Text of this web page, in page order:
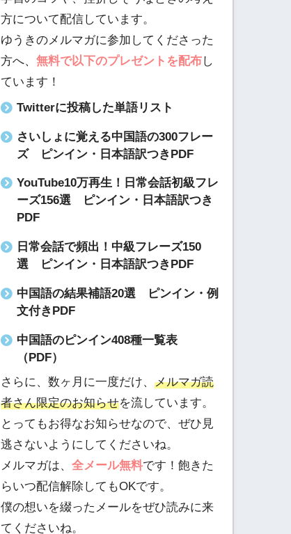
方について配信しています。
ゆうきのメルマガに参加してくださった
方へ、 無料で以下のプレゼントを配布し
ています！
Twitterに投稿した単語リスト
さいしょに覚える中国語の300フレー
ズ ピンイン・日本語訳つきPDF
YouTube10万再生！日常会話初級フレ
ーズ156選 ピンイン・日本語訳つき
PDF
日常会話で頻出！中級フレーズ150
選 ピンイン・日本語訳つきPDF
中国語の結果補語20選 ピンイン・例
文付きPDF
中国語のピンイン408種一覧表
（PDF）
さらに、数ヶ月に一度だけ、 メルマガ読
者さん限定のお知らせを流しています。
とってもお得なお知らせなので、ぜひ見
逃さないようにしてくださいね。
メルマガは、 全メール無料です！飽きた
らいつ配信解除してもOKです。
僕の想いを綴ったメールをぜひ読みに来
てくださいね。